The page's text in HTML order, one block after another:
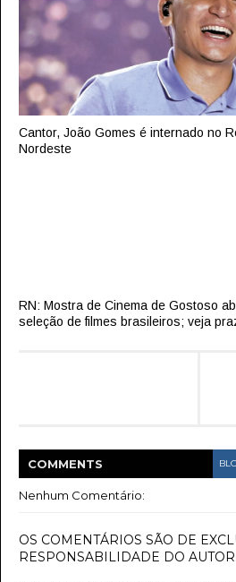
Cantor, João Gomes é internado no
Nordeste
RN: Mostra de Cinema de Gostoso
seleção de filmes brasileiros; veja
COMMENTS
Nenhum Comentário:
OS COMENTÁRIOS SÃO DE
RESPONSABILIDADE DO AUTOR.